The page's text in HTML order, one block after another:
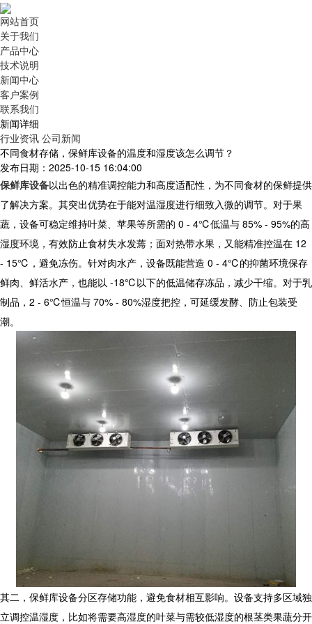
网站首页
关于我们
产品中心
技术说明
新闻中心
客户案例
联系我们
新闻详细
行业资讯 公司新闻
不同食材存储，保鲜库设备的温度和湿度该怎么调节？
发布日期：2025-10-15 16:04:00
保鲜库设备以出色的精准调控能力和高度适配性，为不同食材的保鲜提供
了解决方案。其突出优势在于能对温湿度进行细致入微的调节。对于果
蔬，设备可稳定维持叶菜、苹果等所需的 0 - 4℃低温与 85% - 95%的高
湿度环境，有效防止食材失水发蔫；面对热带水果，又能精准控温在 12
- 15℃，避免冻伤。针对肉水产，设备既能营造 0 - 4℃的抑菌环境保存
鲜肉、鲜活水产，也能以 -18℃以下的低温储存冻品，减少干缩。对于乳
制品，2 - 6℃恒温与 70% - 80%湿度把控，可延缓发酵、防止包装受
潮。
其二， 保鲜库设备分区存储功能，避免食材相互影响。设备支持多区域独
立调控温湿度，比如将需要高湿度的叶菜与需较低湿度的根茎类果蔬分开